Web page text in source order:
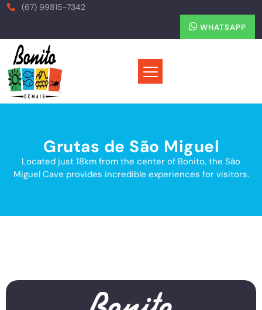
(67) 99815-7342
WHATSAPP
Grutas de São Miguel
Located just 18km from the center of Bonito, the São
Miguel Cave provides incredible experiences for visitors.